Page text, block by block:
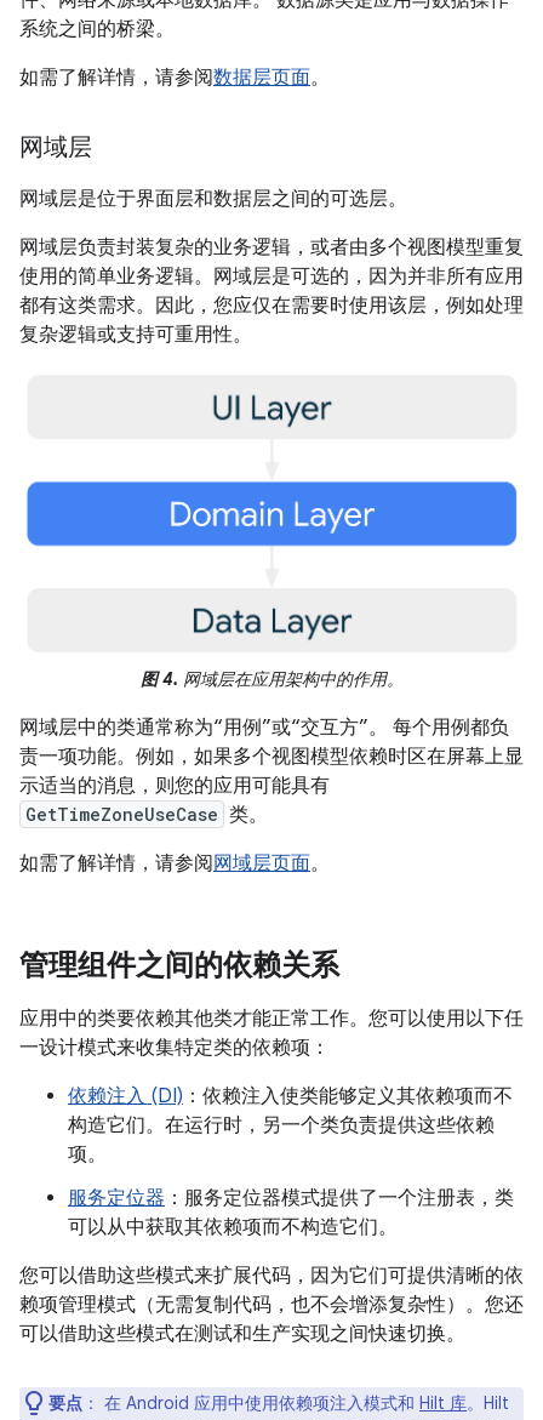
系统之间的桥梁。
如需了解详情，请参阅数据层页面。
网域层
网域层是位于界面层和数据层之间的可选层。
网域层负责封装复杂的业务逻辑，或者由多个视图模型重复
使用的简单业务逻辑。网域层是可选的，因为并非所有应用
都有这类需求。因此，您应仅在需要时使用该层，例如处理
复杂逻辑或支持可重用性。
图 4. 网域层在应用架构中的作用。
网域层中的类通常称为“用例”或“交互方”。
每个用例都负
责一项功能。例如，如果多个视图模型依赖时区在屏幕上显
示适当的消息，则您的应用可能具有
GetTimeZoneUseCase 类。
如需了解详情，请参阅 网域层页面。
管理组件之间的依赖关系
应用中的类要依赖其他类才能正常工作。您可以使用以下任
一设计模式来收集特定类的依赖项：
依赖注入 (DI) ：依赖注入使类能够定义其依赖项而不
构造它们。在运行时，另一个类负责提供这些依赖
项。
服务定位器 ：服务定位器模式提供了一个注册表，类
可以从中获取其依赖项而不构造它们。
您可以借助这些模式来扩展代码，因为它们可提供清晰的依
赖项管理模式（无需复制代码，也不会增添复杂性）。您还
可以借助这些模式在测试和生产实现之间快速切换。
要点 ： 在 Android 应用中使用依赖项注入模式和 Hilt 库。Hilt